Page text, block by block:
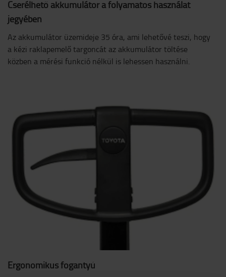
Cserélhető akkumulátor a folyamatos használat
jegyében
Az akkumulátor üzemideje 35 óra, ami lehetővé teszi, hogy
a kézi raklapemelő targoncát az akkumulátor töltése
közben a mérési funkció nélkül is lehessen használni.
Ergonomikus fogantyú